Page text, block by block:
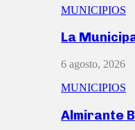
MUNICIPIOS
La
6 agosto, 2026
MUNICIPIOS
Almirante